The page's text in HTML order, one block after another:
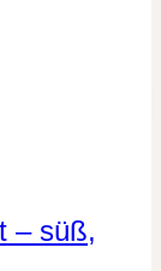
– süß,